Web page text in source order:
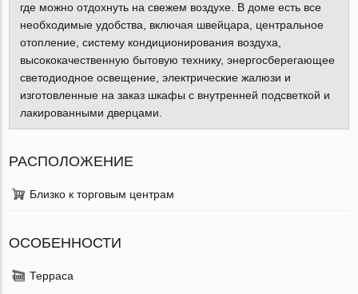
где можно отдохнуть на свежем воздухе. В доме есть все
необходимые удобства, включая швейцара, центральное
отопление, систему кондиционирования воздуха,
высококачественную бытовую технику, энергосберегающее
светодиодное освещение, электрические жалюзи и
изготовленные на заказ шкафы с внутренней подсветкой и
лакированными дверцами.
РАСПОЛОЖЕНИЕ
Близко к торговым центрам
ОСОБЕННОСТИ
Терраса